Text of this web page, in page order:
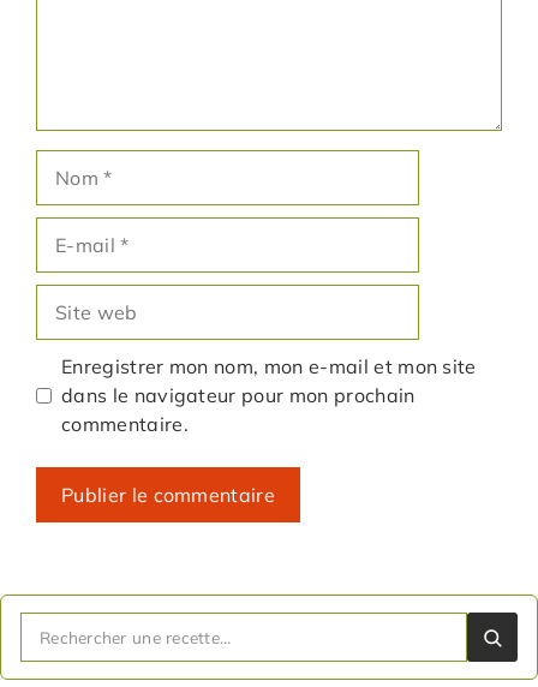
mail
web
Enregistrer mon nom, mon e-mail et mon site
dans le navigateur pour mon prochain
commentaire.